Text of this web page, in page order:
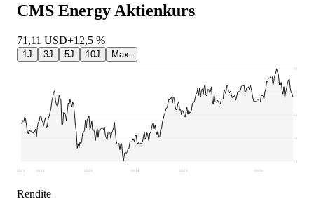
CMS Energy Aktienkurs
71,11 USD+12,5 %
1J 3J 5J 10J Max.
51,41
58,54
65,68
72,81
79,94
2021 2022 2023 2024 2025 2026
Rendite